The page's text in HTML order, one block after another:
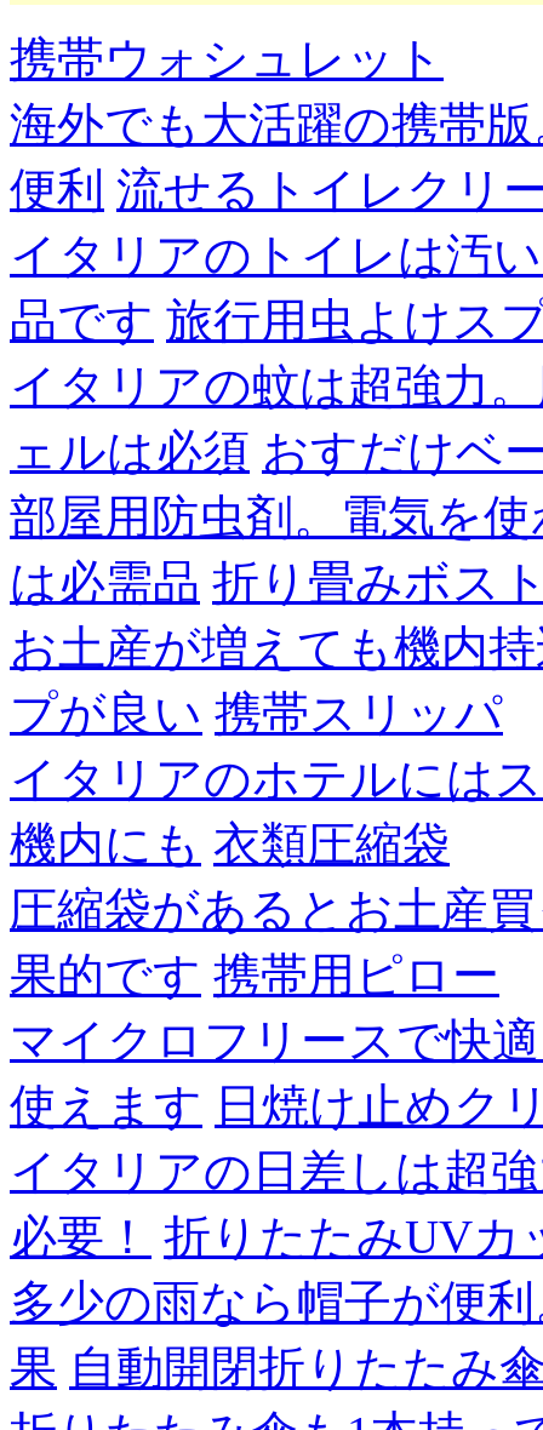
携帯ウォシュレット
海外でも大活躍の携帯
便利 流せるトイレクリ
イタリアのトイレは汚
品です 旅行用虫よけス
イタリアの蚊は超強力
ェルは必須 おすだけベ
部屋用防虫剤。電気を
は必需品 折り畳みボス
お土産が増えても機内
プが良い 携帯スリッパ
イタリアのホテルには
機内にも 衣類圧縮袋
圧縮袋があるとお土産
果的です 携帯用ピロー
マイクロフリースで快
使えます 日焼け止めク
イタリアの日差しは超
必要！
折りたたみUVカ
多少の雨なら帽子が便
果 自動開閉折りたたみ